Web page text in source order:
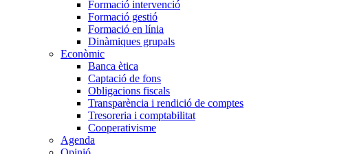
Formació intervenció
Formació gestió
Formació en línia
Dinàmiques grupals
Econòmic
Banca ètica
Captació de fons
Obligacions fiscals
Transparència i rendició de comptes
Tresoreria i comptabilitat
Cooperativisme
Agenda